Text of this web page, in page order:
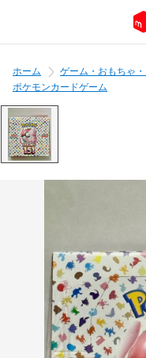
ホーム ゲーム・おもちゃ
ポケモンカードゲーム